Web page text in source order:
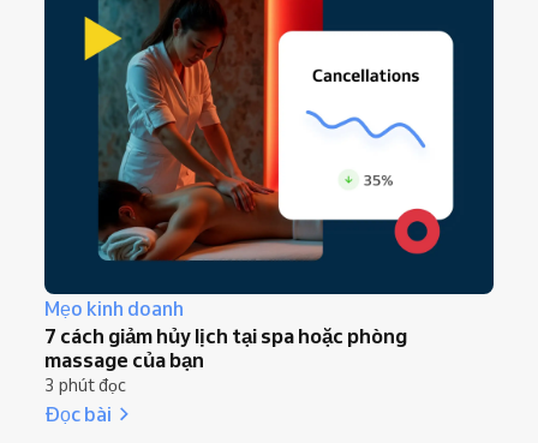
Mẹo kinh doanh
7 cách giảm hủy lịch tại spa hoặc phòng
massage của bạn
3 phút đọc
Đọc bài